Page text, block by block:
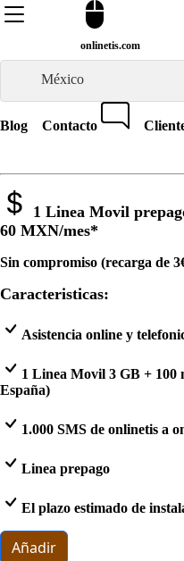
onlinetis.com
México
Blog Contacto
1 Linea Movil
60 MXN/mes*
Sin compromiso (recarga de
Caracteristicas:
Asistencia online y
1 Linea Movil 3 GB + 100
España)
1.000 SMS de onlinetis a
Linea prepago
El plazo estimado de
Añadir